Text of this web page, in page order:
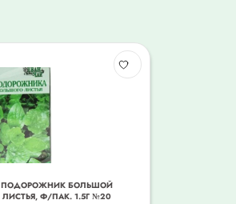
ПОДОРОЖНИК БОЛЬШОЙ
ЛИСТЬЯ, Ф/ПАК. 1.5Г №20